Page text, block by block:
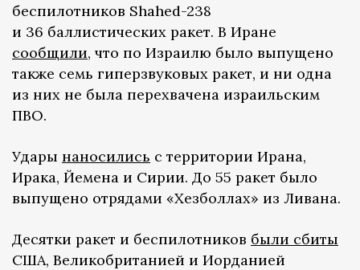
беспилотников Shahed-238
и 36 баллистических ракет. В Иране
сообщили, что по Израилю было выпущено
также семь гиперзвуковых ракет, и ни одна
из них не была перехвачена израильским
ПВО.
Удары наносились с территории Ирана,
Ирака, Йемена и Сирии. До 55 ракет было
выпущено отрядами «Хезболлах» из Ливана.
Десятки ракет и беспилотников были сбиты
США, Великобританией и Иорданией